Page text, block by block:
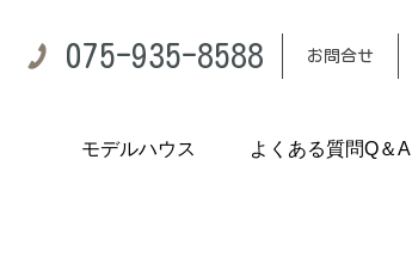
075-935-8588 お問合せ
モデルハウス よくある質問Q＆A